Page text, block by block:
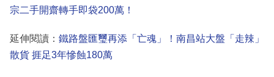
宗二手開齋轉手即袋200萬！
延伸閱讀： 鐵路盤匯璽再添「亡魂」！南昌站大盤「走辣」
散貨 捱足3年慘蝕180萬